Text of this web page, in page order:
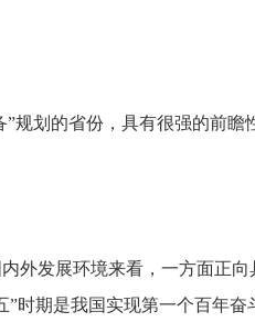
划的省份， 具有很强的前瞻
外发展环境来看， 一方面正向
”时期是我国实现第一个百年奋